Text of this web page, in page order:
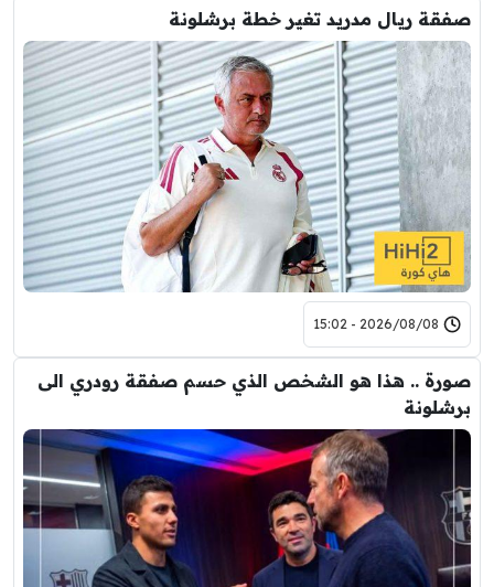
صفقة ريال مدريد تغير خطة برشلونة
2026/08/08 - 15:02
صورة .. هذا هو الشخص الذي حسم صفقة رودري الى
برشلونة